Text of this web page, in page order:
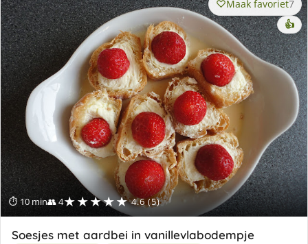
⏱ 10 min👥 4★★★★★ 4.6 (5)
Maak favoriet7
👍
Soesjes met aardbei in vanillevlabodempje